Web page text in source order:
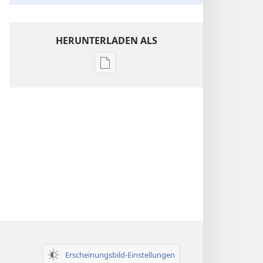
HERUNTERLADEN ALS
Downloadoptionen
Erscheinungsbild-Einstellungen